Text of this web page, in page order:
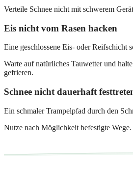
Verteile Schnee nicht mit schwerem
Eis nicht vom Rasen hacken
Eine geschlossene Eis- oder Reifschicht
Warte auf natürliches Tauwetter und
gefrieren.
Schnee nicht dauerhaft
Ein schmaler Trampelpfad durch den
Nutze nach Möglichkeit befestigte